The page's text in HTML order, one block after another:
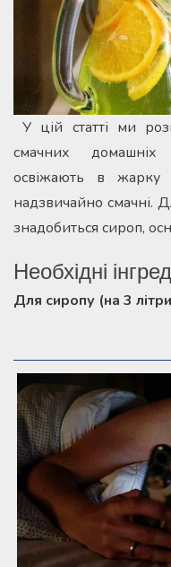
У цій статті ми
смачних
освіжають в жарку
надзвичайно смачні.
знадобиться сироп,
Необхідні
Для сиропу (на 3